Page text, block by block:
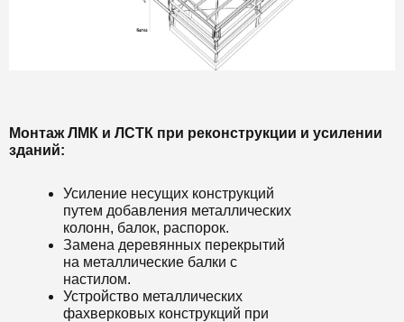
Монтаж ЛМК и ЛСТК при реконструкции и усилении
зданий:
Усиление несущих конструкций
путем добавления металлических
колонн, балок, распорок.
Замена деревянных перекрытий
на металлические балки с
настилом.
Устройство металлических
фахверковых конструкций при